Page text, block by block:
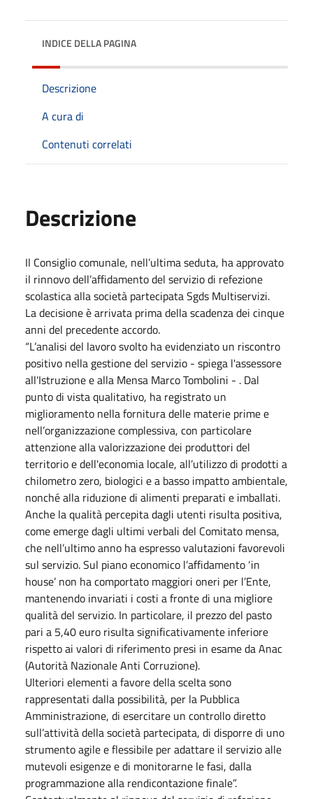
INDICE DELLA PAGINA
Descrizione
A cura di
Contenuti correlati
Descrizione
Il Consiglio comunale, nell’ultima seduta, ha approvato
il rinnovo dell’affidamento del servizio di refezione
scolastica alla società partecipata Sgds Multiservizi.
La decisione è arrivata prima della scadenza dei cinque
anni del precedente accordo.
“L’analisi del lavoro svolto ha evidenziato un riscontro
positivo nella gestione del servizio - spiega l'assessore
all'Istruzione e alla Mensa Marco Tombolini - . Dal
punto di vista qualitativo, ha registrato un
miglioramento nella fornitura delle materie prime e
nell’organizzazione complessiva, con particolare
attenzione alla valorizzazione dei produttori del
territorio e dell'economia locale, all’utilizzo di prodotti a
chilometro zero, biologici e a basso impatto ambientale,
nonché alla riduzione di alimenti preparati e imballati.
Anche la qualità percepita dagli utenti risulta positiva,
come emerge dagli ultimi verbali del Comitato mensa,
che nell’ultimo anno ha espresso valutazioni favorevoli
sul servizio. Sul piano economico l’affidamento ‘in
house’ non ha comportato maggiori oneri per l’Ente,
mantenendo invariati i costi a fronte di una migliore
qualità del servizio. In particolare, il prezzo del pasto
pari a 5,40 euro risulta significativamente inferiore
rispetto ai valori di riferimento presi in esame da Anac
(Autorità Nazionale Anti Corruzione).
Ulteriori elementi a favore della scelta sono
rappresentati dalla possibilità, per la Pubblica
Amministrazione, di esercitare un controllo diretto
sull’attività della società partecipata, di disporre di uno
strumento agile e flessibile per adattare il servizio alle
mutevoli esigenze e di monitorarne le fasi, dalla
programmazione alla rendicontazione finale”.